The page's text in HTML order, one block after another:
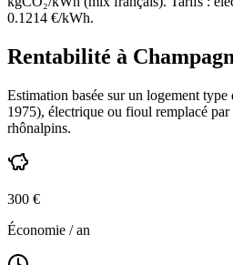
0.1214 €/kWh.
Rentabilité à
Estimation basée sur un logement type
1975), électrique ou fioul remplacé
rhônalpins.
300 €
Économie / an